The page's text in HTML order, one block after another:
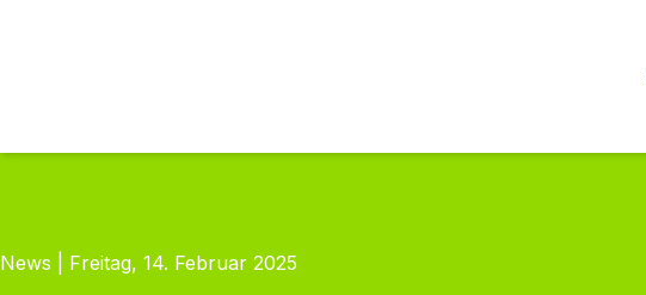
News | Freitag, 14. Februar 2025